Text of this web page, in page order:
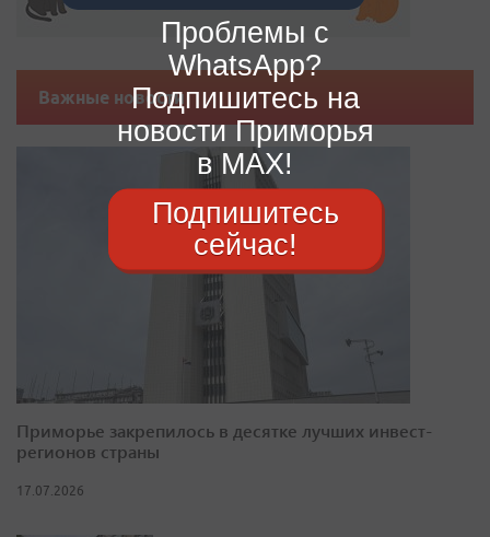
Важные новости
Приморье закрепилось в десятке лучших инвест-
регионов страны
17.07.2026
Проблемы с
WhatsApp?
Подпишитесь на
новости Приморья
в MAX!
Подпишитесь
сейчас!